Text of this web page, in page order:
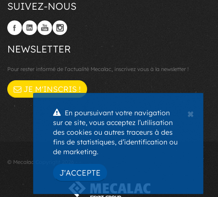
SUIVEZ-NOUS
NEWSLETTER
Pour rester informé de l’actualité Mecalac, inscrivez vous à la newsletter !
JE M'INSCRIS !
© Mecalac Copyright 2026 - -
×
En poursuivant votre navigation
sur ce site, vous acceptez l’utilisation
des cookies ou autres traceurs à des
fins de statistiques, d’identification ou
de marketing.
J'ACCEPTE